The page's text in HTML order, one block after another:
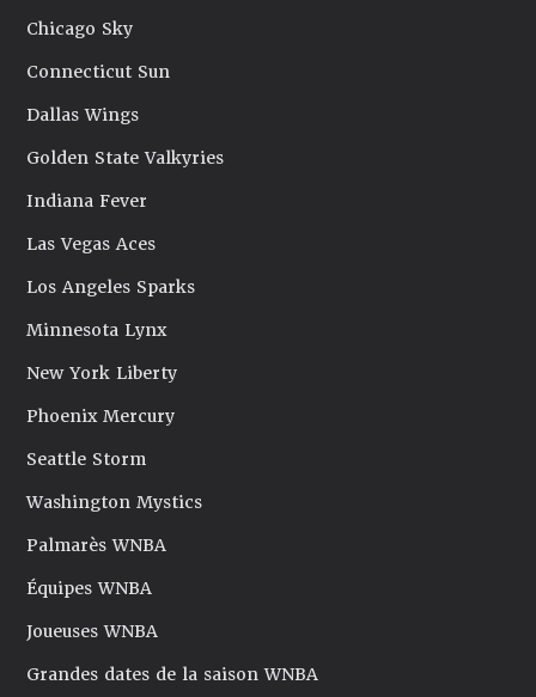
Chicago Sky
Connecticut Sun
Dallas Wings
Golden State Valkyries
Indiana Fever
Las Vegas Aces
Los Angeles Sparks
Minnesota Lynx
New York Liberty
Phoenix Mercury
Seattle Storm
Washington Mystics
Palmarès WNBA
Équipes WNBA
Joueuses WNBA
Grandes dates de la saison WNBA